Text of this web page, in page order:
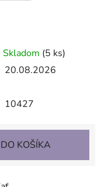
Skladom (5 ks)
20.08.2026
10427
DO KOŠÍKA